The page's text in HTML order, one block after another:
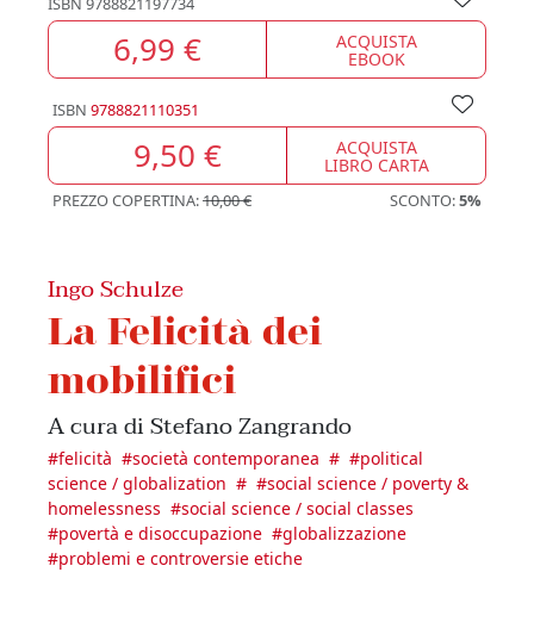
6,99 € ACQUISTA
EBOOK
ISBN 9788821110351
9,50 € ACQUISTA
LIBRO CARTA
PREZZO COPERTINA:10,00 € SCONTO:5%
Ingo Schulze
La Felicità dei
mobilifici
A cura di Stefano Zangrando
#felicità #società contemporanea # #political
science / globalization # #social science / poverty &
homelessness #social science / social classes
#povertà e disoccupazione #globalizzazione
#problemi e controversie etiche